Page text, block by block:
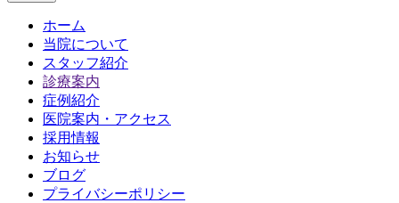
ホーム
当院について
スタッフ紹介
診療案内
症例紹介
医院案内・アクセス
採用情報
お知らせ
ブログ
プライバシーポリシー